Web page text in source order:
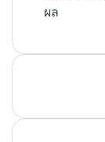
ผล